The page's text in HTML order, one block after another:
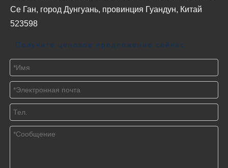
Се Ган, город Дунгуань, провинция Гуандун, Китай
523598
Получите ценовое предложение сейчас